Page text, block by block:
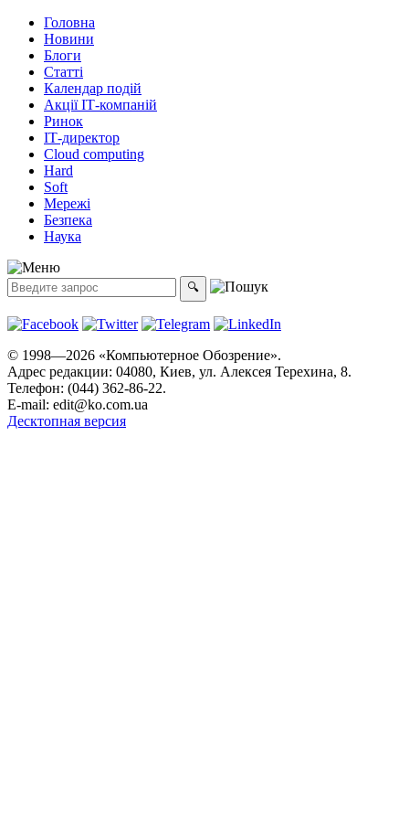
Головна
Новини
Блоги
Статті
Календар подій
Акції ІТ-компаній
Ринок
ІТ-директор
Cloud computing
Hard
Soft
Мережі
Безпека
Наука
© 1998—2026 «Компьютерное Обозрение».
Адрес редакции: 04080, Киев, ул. Алексея Терехина, 8.
Телефон: (044) 362-86-22.
E-mail: edit@ko.com.ua
Десктопная версия